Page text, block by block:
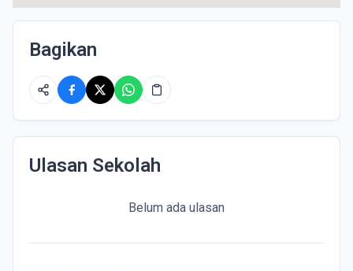
Bagikan
Ulasan Sekolah
Belum ada ulasan